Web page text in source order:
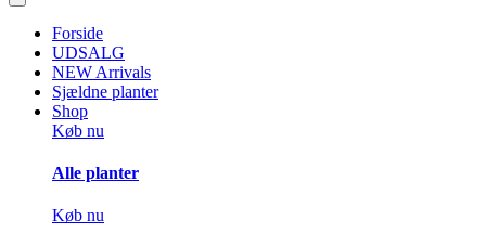
Forside
UDSALG
NEW Arrivals
Sjældne planter
Shop
Køb nu
Alle planter
Køb nu